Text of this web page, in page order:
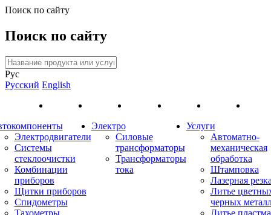
Поиск по сайту
Поиск по сайту
Рус
Русский English
Электродвигатели
Системы
стеклоочистки
Комбинации
приборов
Щитки приборов
Спидометры
Тахометры
Электро
Силовые
трансформаторы
Трансформаторы
тока
Услуги
Автоматно-
механическая
обработка
Штамповка
Лазерная
Литье
черных
Литье